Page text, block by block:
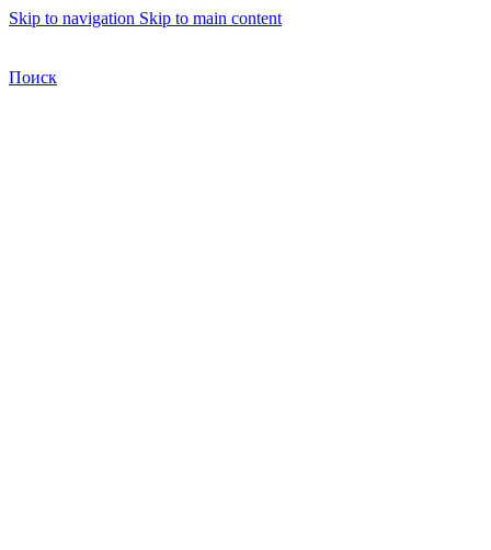
Skip to navigation Skip to main content
Поиск